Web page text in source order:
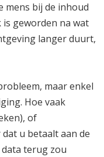
mens bij de inhoud
geworden na wat
langer duurt,
maar enkel
Hoe vaak
of
u betaalt aan de
terug zou